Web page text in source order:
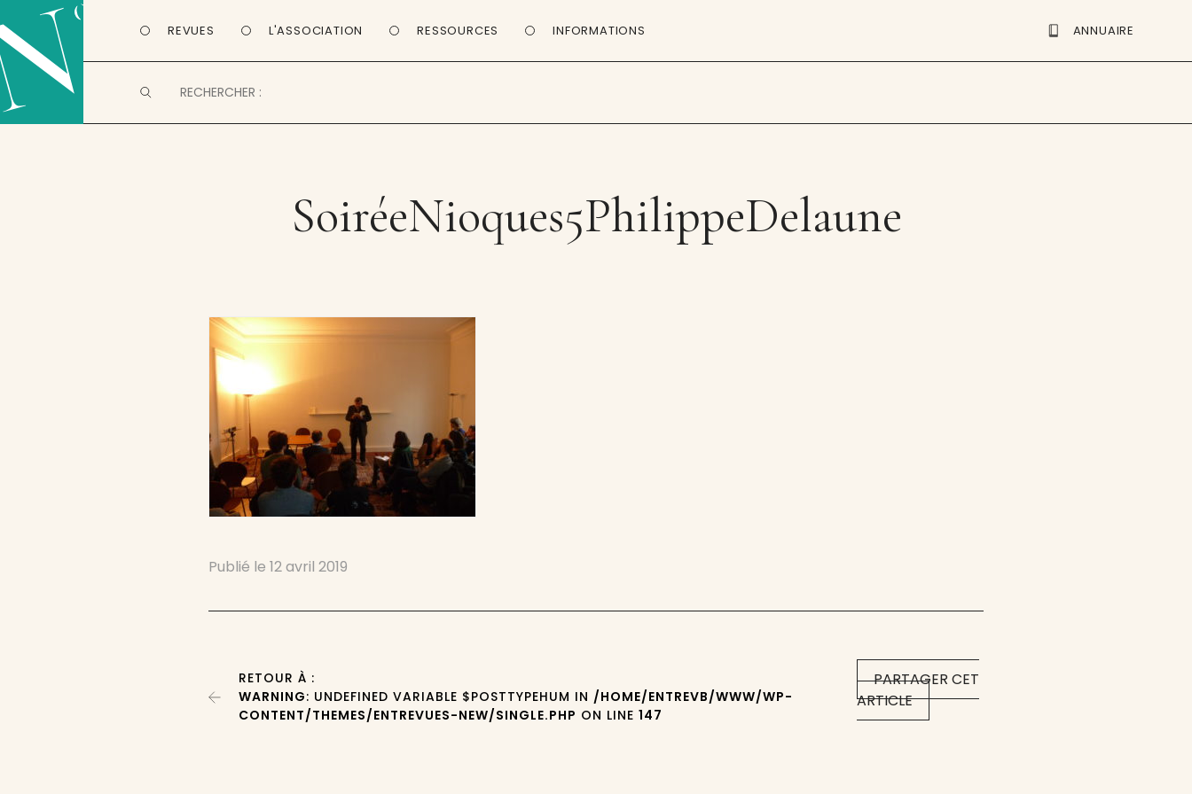
REVUES L'ASSOCIATION RESSOURCES INFORMATIONS ANNUAIRE
SoiréeNioques5PhilippeDelaune
Publié le12 avril 2019
PARTAGER CET
ARTICLE
RETOUR À :
WARNING: UNDEFINED VARIABLE $POSTTYPEHUM IN /HOME/ENTREVB/WWW/WP-
CONTENT/THEMES/ENTREVUES-NEW/SINGLE.PHP ON LINE147